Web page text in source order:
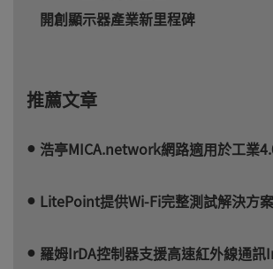
開創顯示器產業新里程碑
推薦文章
浩亭MICA.network網路適用於工業
LitePoint提供Wi-Fi完整測試解決方案
羅姆IrDA控制器支援高速紅外線通